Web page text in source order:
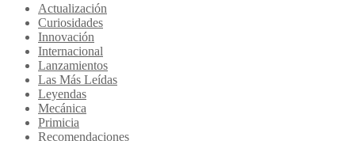
Actualización
Curiosidades
Innovación
Internacional
Lanzamientos
Las Más Leídas
Leyendas
Mecánica
Primicia
Recomendaciones